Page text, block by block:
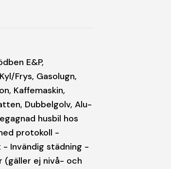
E&P,
Frys, Gasolugn,
Kaffemaskin,
Dubbelgolv, Alu-
husbil hos
protokoll -
Invändig städning -
(gäller ej nivå- och